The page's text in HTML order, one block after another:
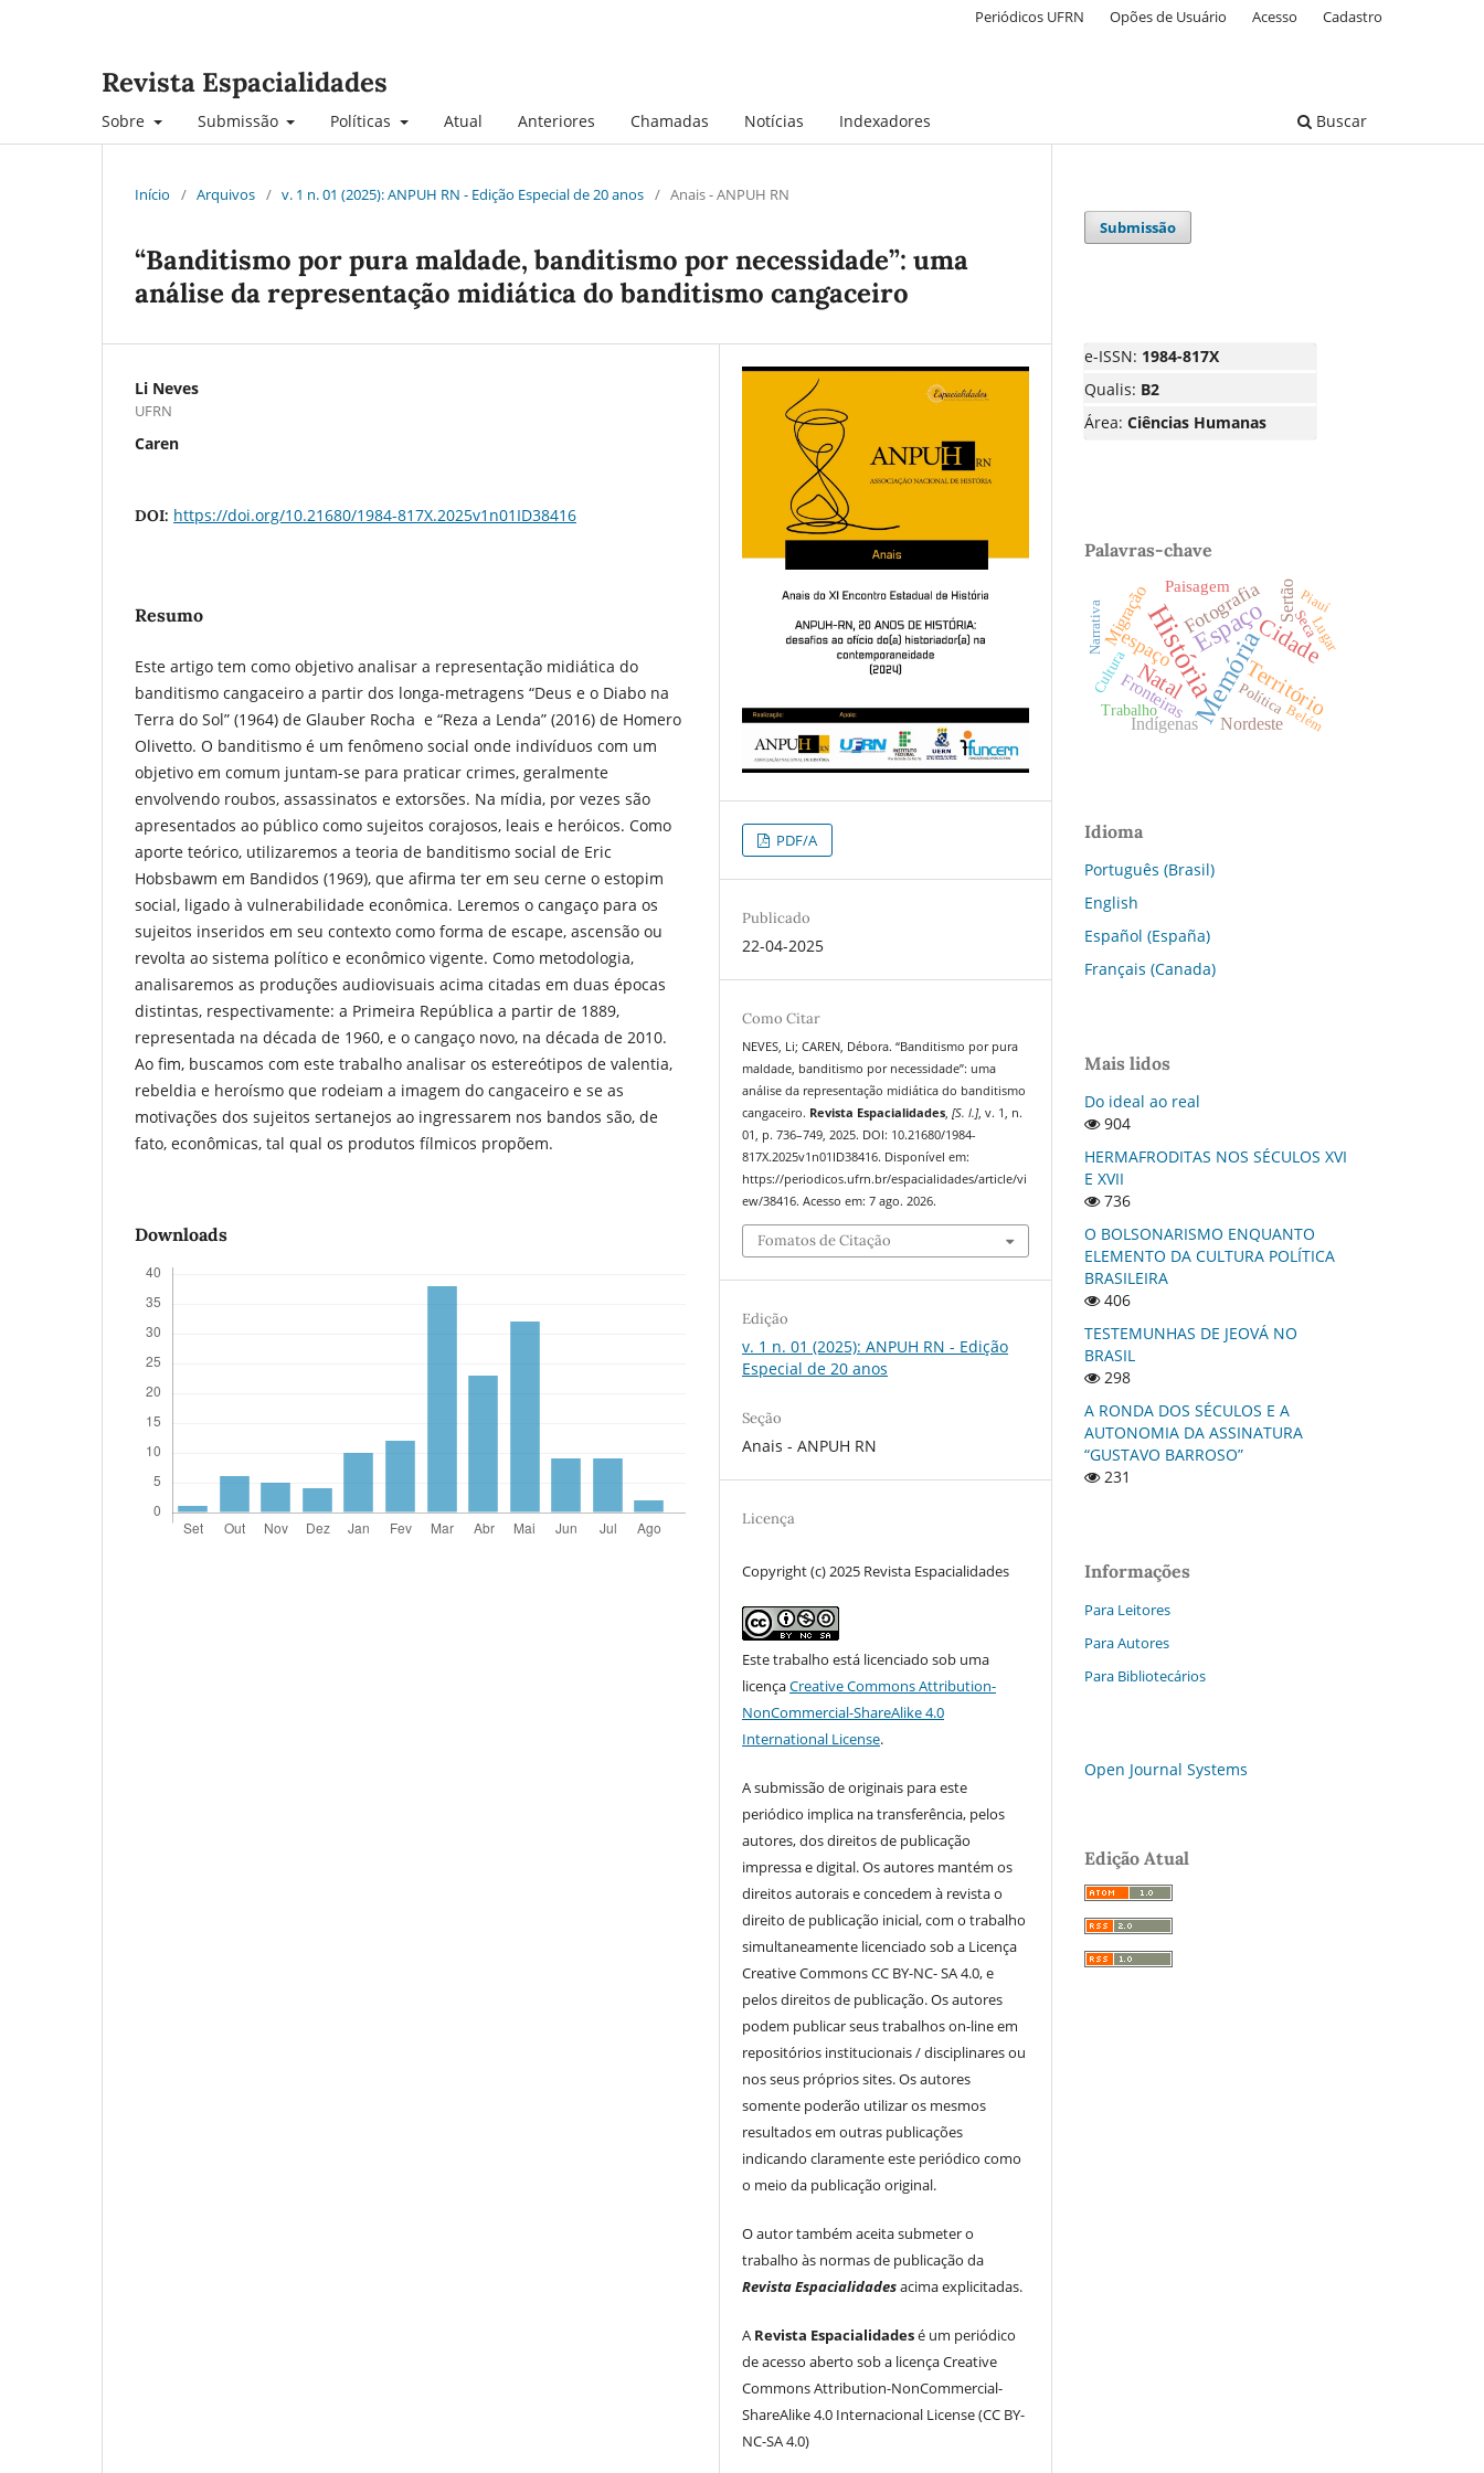
Revista Espacialidades
Sobre Submissão Políticas Atual Anteriores Chamadas Notícias Indexadores Buscar
Periódicos UFRN Opões de Usuário Acesso Cadastro
Início / Arquivos / v. 1 n. 01 (2025): ANPUH RN - Edição Especial de 20 anos / Anais - ANPUH RN
“Banditismo por pura maldade, banditismo por necessidade”: uma
análise da representação midiática do banditismo cangaceiro
Li Neves
UFRN
Caren
DOI: https://doi.org/10.21680/1984-817X.2025v1n01ID38416
Resumo
Este artigo tem como objetivo analisar a representação midiática do
banditismo cangaceiro a partir dos longa-metragens “Deus e o Diabo na
Terra do Sol” (1964) de Glauber Rocha e “Reza a Lenda” (2016) de Homero
Olivetto. O banditismo é um fenômeno social onde indivíduos com um
objetivo em comum juntam-se para praticar crimes, geralmente
envolvendo roubos, assassinatos e extorsões. Na mídia, por vezes são
apresentados ao público como sujeitos corajosos, leais e heróicos. Como
aporte teórico, utilizaremos a teoria de banditismo social de Eric
Hobsbawm em Bandidos (1969), que afirma ter em seu cerne o estopim
social, ligado à vulnerabilidade econômica. Leremos o cangaço para os
sujeitos inseridos em seu contexto como forma de escape, ascensão ou
revolta ao sistema político e econômico vigente. Como metodologia,
analisaremos as produções audiovisuais acima citadas em duas épocas
distintas, respectivamente: a Primeira República a partir de 1889,
representada na década de 1960, e o cangaço novo, na década de 2010.
Ao fim, buscamos com este trabalho analisar os estereótipos de valentia,
rebeldia e heroísmo que rodeiam a imagem do cangaceiro e se as
motivações dos sujeitos sertanejos ao ingressarem nos bandos são, de
fato, econômicas, tal qual os produtos fílmicos propõem.
Downloads
PDF/A
Publicado
22-04-2025
Como Citar
NEVES, Li; CAREN, Débora. “Banditismo por pura
maldade, banditismo por necessidade”: uma
análise da representação midiática do banditismo
cangaceiro. Revista Espacialidades,[S. l.], v. 1, n.
01, p. 736–749, 2025. DOI: 10.21680/1984-
817X.2025v1n01ID38416. Disponível em:
https://periodicos.ufrn.br/espacialidades/article/vi
ew/38416. Acesso em: 7 ago. 2026.
Fomatos de Citação
Edição
v. 1 n. 01 (2025): ANPUH RN - Edição
Especial de 20 anos
Seção
Anais - ANPUH RN
Licença
Copyright (c) 2025 Revista Espacialidades
Este trabalho está licenciado sob uma
licençaCreative Commons Attribution-
NonCommercial-ShareAlike 4.0
International License.
A submissão de originais para este
periódico implica na transferência, pelos
autores, dos direitos de publicação
impressa e digital. Os autores mantém os
direitos autorais e concedem à revista o
direito de publicação inicial, com o trabalho
simultaneamente licenciado sob a Licença
Creative Commons CC BY-NC- SA 4.0, e
pelos direitos de publicação. Os autores
podem publicar seus trabalhos on-line em
repositórios institucionais / disciplinares ou
nos seus próprios sites. Os autores
somente poderão utilizar os mesmos
resultados em outras publicações
indicando claramente este periódico como
o meio da publicação original.
O autor também aceita submeter o
trabalho às normas de publicação da
Revista Espacialidadesacima explicitadas.
A Revista Espacialidadesé um periódico
de acesso aberto sob a licença Creative
Commons Attribution-NonCommercial-
ShareAlike 4.0 Internacional License (CC BY-
NC-SA 4.0)
Submissão
e-ISSN: 1984-817X
Qualis: B2
Área: Ciências Humanas
Palavras-chave
HistóriaMemória
EspaçoCidade
Território
Natal
Fotografia
espaço
Migração
Fronteiras
Sertão
Indígenas Nordeste
Paisagem
Trabalho
Seca
Política
Lugar
Cultura
Narrativa Piauí
Belém
Idioma
Português (Brasil)
English
Español (España)
Français (Canada)
Mais lidos
Do ideal ao real
904
HERMAFRODITAS NOS SÉCULOS XVI
E XVII
736
O BOLSONARISMO ENQUANTO
ELEMENTO DA CULTURA POLÍTICA
BRASILEIRA
406
TESTEMUNHAS DE JEOVÁ NO
BRASIL
298
A RONDA DOS SÉCULOS E A
AUTONOMIA DA ASSINATURA
“GUSTAVO BARROSO”
231
Informações
Para Leitores
Para Autores
Para Bibliotecários
Open Journal Systems
Edição Atual